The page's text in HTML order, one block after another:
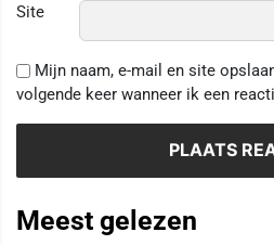
Site
Mijn naam, e-mail en site
volgende keer wanneer ik een
Meest gelezen